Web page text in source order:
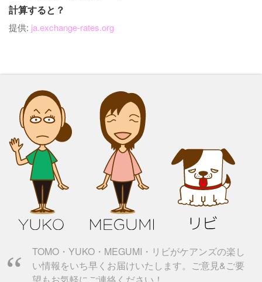
計算すると？
提供: ja.exchange-rates.org
TOMO・YUKO・MEGUMI・リビがケアンズの楽し
い情報をいち早くお届けいたします。ご意見&ご要
望もお気軽にご連絡ください！